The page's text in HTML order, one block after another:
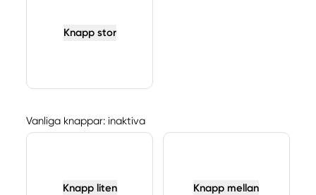
Knapp stor
Vanliga knappar: inaktiva
Knapp liten Knapp mellan